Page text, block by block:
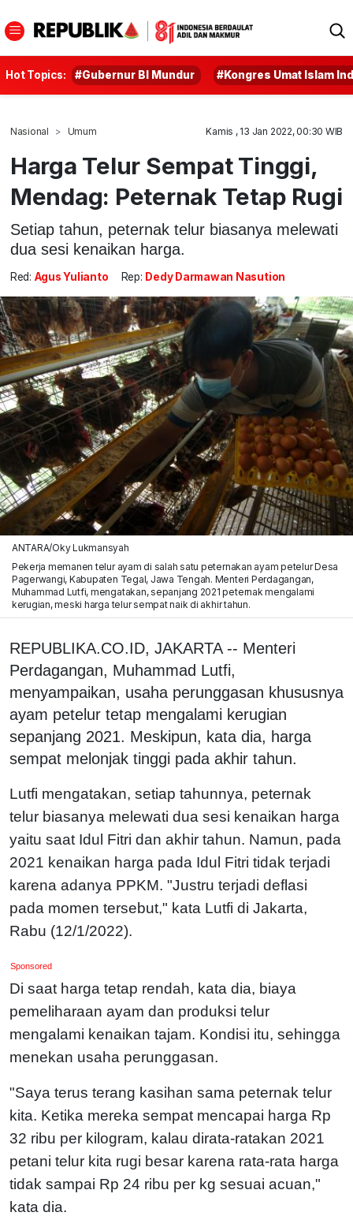
Hot Topics: #Gubernur BI Mundur #Kongres Umat Islam
Nasional Umum Kamis , 13 Jan 2022, 00:30 WIB
Harga Telur Sempat Tinggi,
Mendag: Peternak Tetap Rugi
Setiap tahun, peternak telur biasanya melewati
dua sesi kenaikan harga.
Red: Agus Yulianto Rep: Dedy Darmawan Nasution
ANTARA/Oky Lukmansyah
Pekerja memanen telur ayam di salah satu peternakan ayam petelur Desa
Pagerwangi, Kabupaten Tegal, Jawa Tengah. Menteri Perdagangan,
Muhammad Lutfi, mengatakan, sepanjang 2021 peternak mengalami
kerugian, meski harga telur sempat naik di akhir tahun.
REPUBLIKA.CO.ID, JAKARTA -- Menteri
Perdagangan, Muhammad Lutfi,
menyampaikan, usaha perunggasan khususnya
ayam petelur tetap mengalami kerugian
sepanjang 2021. Meskipun, kata dia, harga
sempat melonjak tinggi pada akhir tahun.
Lutfi mengatakan, setiap tahunnya, peternak
telur biasanya melewati dua sesi kenaikan harga
yaitu saat Idul Fitri dan akhir tahun. Namun, pada
2021 kenaikan harga pada Idul Fitri tidak terjadi
karena adanya PPKM. "Justru terjadi deflasi
pada momen tersebut," kata Lutfi di Jakarta,
Rabu (12/1/2022).
Sponsored
Di saat harga tetap rendah, kata dia, biaya
pemeliharaan ayam dan produksi telur
mengalami kenaikan tajam. Kondisi itu, sehingga
menekan usaha perunggasan.
"Saya terus terang kasihan sama peternak telur
kita. Ketika mereka sempat mencapai harga Rp
32 ribu per kilogram, kalau dirata-ratakan 2021
petani telur kita rugi besar karena rata-rata harga
tidak sampai Rp 24 ribu per kg sesuai acuan,"
kata dia.